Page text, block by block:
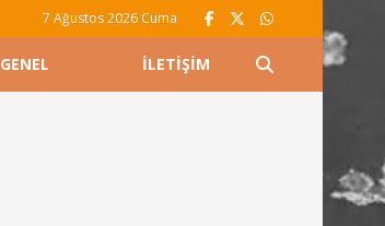
7 Ağustos 2026 Cuma
GENEL İLETIŞIM